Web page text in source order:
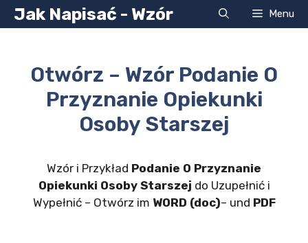
Przejdź
do
Jak Napisać - Wzór Menu
Otwórz – Wzór Podanie O
Przyznanie Opiekunki
Osoby Starszej
Wzór i Przykład Podanie O Przyznanie
Opiekunki Osoby Starszej do Uzupełnić i
Wypełnić – Otwórz im WORD (doc)– und PDF